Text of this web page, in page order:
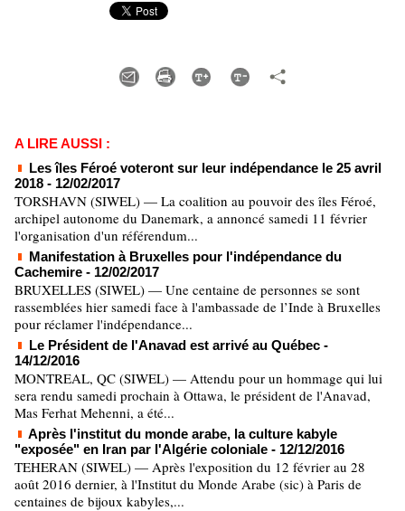
A LIRE AUSSI :
Les îles Féroé voteront sur leur indépendance le 25 avril
2018 - 12/02/2017
TORSHAVN (SIWEL) — La coalition au pouvoir des îles Féroé,
archipel autonome du Danemark, a annoncé samedi 11 février
l'organisation d'un référendum...
Manifestation à Bruxelles pour l'indépendance du
Cachemire - 12/02/2017
BRUXELLES (SIWEL) — Une centaine de personnes se sont
rassemblées hier samedi face à l'ambassade de l’Inde à Bruxelles
pour réclamer l'indépendance...
Le Président de l'Anavad est arrivé au Québec -
14/12/2016
MONTREAL, QC (SIWEL) — Attendu pour un hommage qui lui
sera rendu samedi prochain à Ottawa, le président de l'Anavad,
Mas Ferhat Mehenni, a été...
Après l'institut du monde arabe, la culture kabyle
"exposée" en Iran par l'Algérie coloniale - 12/12/2016
TEHERAN (SIWEL) — Après l'exposition du 12 février au 28
août 2016 dernier, à l'Institut du Monde Arabe (sic) à Paris de
centaines de bijoux kabyles,...